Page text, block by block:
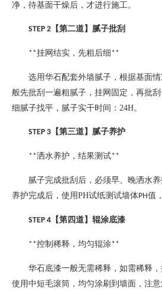
净，待基面干燥后，才进行施工。
STEP 2 【第二道】腻子批刮
**挂网结实，先粗后细 **
选用华石配套外墙腻子，根据基面
般先批刮一遍粗腻子，挂网固定，再批
细腻子找平，腻子实干时间： 24H。
STEP 3 【第三道】腻子养护
**洒水养护，结果测试**
腻子完成批刮后，必须早、晚洒水养
养护完成后，使用PH试纸测试墙体PH值
STEP 4 【第四道】辊涂底漆
**控制稀释，均匀辊涂**
华石底漆一般无需稀释，如需稀释
使用中短毛滚筒，均匀涂刷到墙面，注